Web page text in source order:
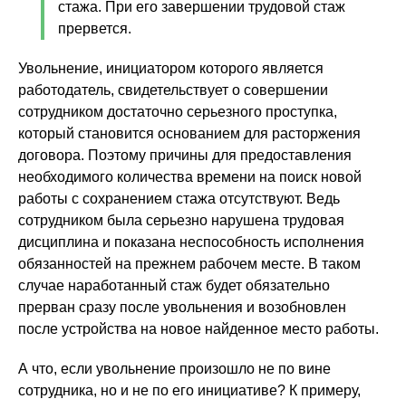
стажа. При его завершении трудовой стаж
прервется.
Увольнение, инициатором которого является
работодатель, свидетельствует о совершении
сотрудником достаточно серьезного проступка,
который становится основанием для расторжения
договора. Поэтому причины для предоставления
необходимого количества времени на поиск новой
работы с сохранением стажа отсутствуют. Ведь
сотрудником была серьезно нарушена трудовая
дисциплина и показана неспособность исполнения
обязанностей на прежнем рабочем месте. В таком
случае наработанный стаж будет обязательно
прерван сразу после увольнения и возобновлен
после устройства на новое найденное место работы.
А что, если увольнение произошло не по вине
сотрудника, но и не по его инициативе? К примеру,